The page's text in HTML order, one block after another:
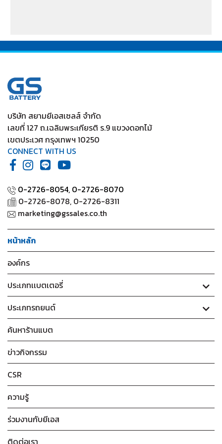
บริษัท สยามยีเอสเซลส์ จำกัด
เลขที่ 127 ถ.เฉลิมพระเกียรติ ร.9 แขวงดอกไม้
เขตประเวศ กรุงเทพฯ 10250
CONNECT WITH US
0-2726-8054, 0-2726-8070
0-2726-8078, 0-2726-8311
marketing@gssales.co.th
หน้าหลัก
องค์กร
ประเภทเเบตเตอรี่
ประเภทรถยนต์
ค้นหาร้านแบต
ข่าวกิจกรรม
CSR
ความรู้
ร่วมงานกับยีเอส
ติดต่อเรา